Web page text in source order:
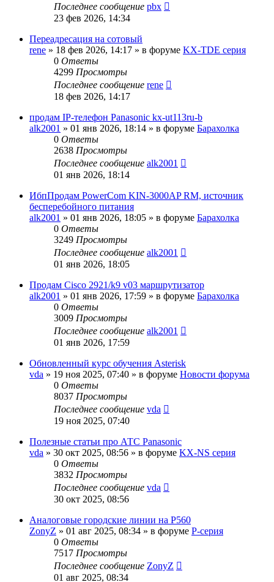
Последнее сообщение pbx
23 фев 2026, 14:34
Переадресация на сотовый
rene » 18 фев 2026, 14:17 » в форуме KX-TDE серия
0 Ответы
4299 Просмотры
Последнее сообщение rene
18 фев 2026, 14:17
продам IP-телефон Panasonic kx-ut113ru-b
alk2001 » 01 янв 2026, 18:14 » в форуме Барахолка
0 Ответы
2638 Просмотры
Последнее сообщение alk2001
01 янв 2026, 18:14
ИбпПродам PowerCom KIN-3000AP RM, источник
бесперебойного питания
alk2001 » 01 янв 2026, 18:05 » в форуме Барахолка
0 Ответы
3249 Просмотры
Последнее сообщение alk2001
01 янв 2026, 18:05
Продам Cisco 2921/k9 v03 маршрутизатор
alk2001 » 01 янв 2026, 17:59 » в форуме Барахолка
0 Ответы
3009 Просмотры
Последнее сообщение alk2001
01 янв 2026, 17:59
Обновленный курс обучения Asterisk
vda » 19 ноя 2025, 07:40 » в форуме Новости форума
0 Ответы
8037 Просмотры
Последнее сообщение vda
19 ноя 2025, 07:40
Полезные статьи про АТС Panasonic
vda » 30 окт 2025, 08:56 » в форуме KX-NS серия
0 Ответы
3832 Просмотры
Последнее сообщение vda
30 окт 2025, 08:56
Аналоговые городские линии на P560
ZonyZ » 01 авг 2025, 08:34 » в форуме P-серия
0 Ответы
7517 Просмотры
Последнее сообщение ZonyZ
01 авг 2025, 08:34